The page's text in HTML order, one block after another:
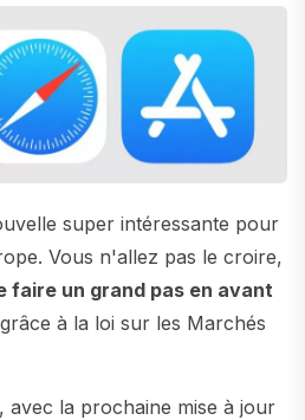
super intéressante pour
Vous n'allez pas le croire,
faire un grand pas en avant
à la loi sur les Marchés
la prochaine mise à jour